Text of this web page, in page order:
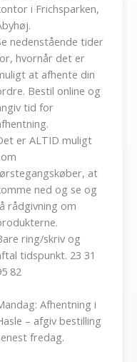
i Frichsparken,
nedenstående tider
hvornår det er
at afhente din
Bestil online og
tid for
er ALTID muligt
at
ned og se og
rådgivning om
ring/skriv og
tidspunkt. 23 31
82
Afhentning i
– afgiv bestilling
fredag.